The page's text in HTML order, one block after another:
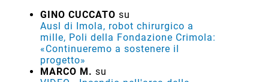
Commenti recenti
GINO CUCCATO su
Ausl di Imola, robot chirurgico a
mille, Poli della Fondazione Crimola:
«Continueremo a sostenere il